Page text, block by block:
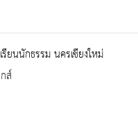
รียนนักธรรม นครเชียงใหม่
ส์